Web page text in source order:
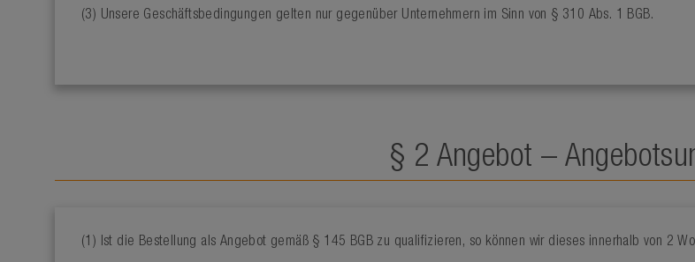
(3) Unsere Geschäftsbedingungen gelten nur gegenüber Unternehmern im Sinn von § 310 Abs. 1 BGB.
§ 2 Angebot –
(1) Ist die Bestellung als Angebot gemäß § 145 BGB zu qualifizieren, so können wir dieses innerhalb von 2